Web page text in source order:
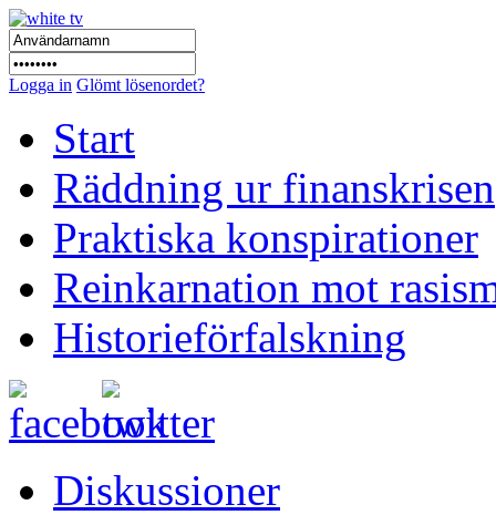
Logga in Glömt lösenordet?
Start
Räddning ur finanskrisen
Praktiska konspirationer
Reinkarnation mot
Historieförfalskning
Diskussioner